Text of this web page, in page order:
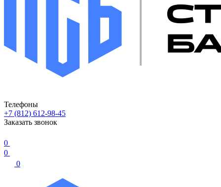
Телефоны
+7 (812) 612-98-45
Заказать звонок
0
0
0